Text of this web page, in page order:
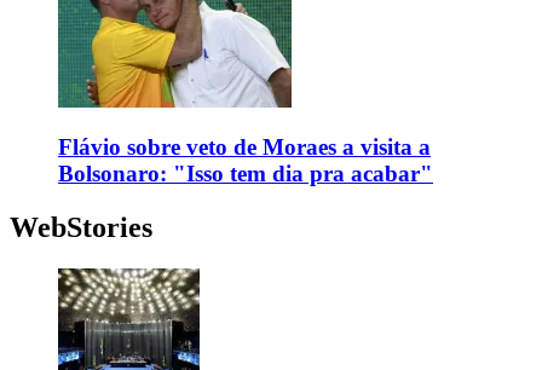
Flávio sobre veto de Moraes a visita a
Bolsonaro: "Isso tem dia pra acabar"
WebStories